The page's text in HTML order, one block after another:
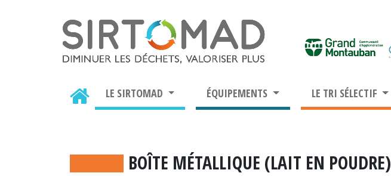
LE SIRTOMAD ÉQUIPEMENTS LE TRI SÉLECTIF
BOÎTE MÉTALLIQUE (LAIT EN POUDRE)